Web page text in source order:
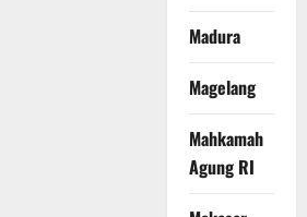
Madura
Magelang
Mahkamah
Agung RI